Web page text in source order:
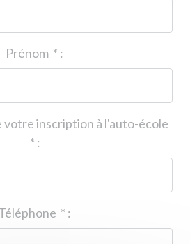
* :
votre inscription à l'auto-école
* :
* :